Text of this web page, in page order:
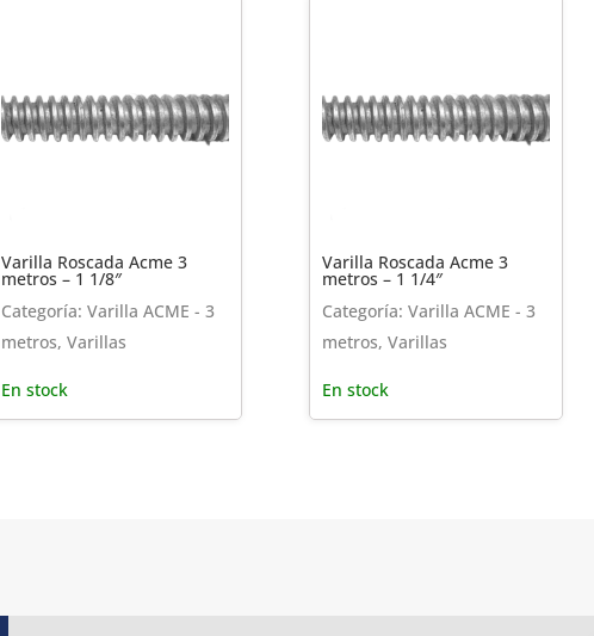
Varilla Roscada Acme 3
metros – 1 1/8″
Categoría: Varilla ACME - 3
metros, Varillas
En stock
Varilla Roscada Acme 3
metros – 1 1/4″
Categoría: Varilla ACME - 3
metros, Varillas
En stock